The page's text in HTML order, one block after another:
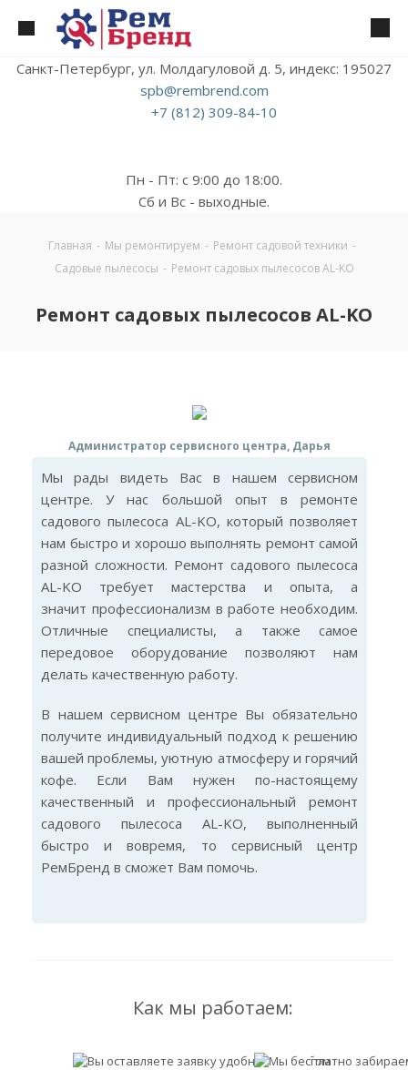
Санкт-Петербург, ул. Молдагуловой д. 5, индекс: 195027
spb@rembrend.com
+7 (812) 309-84-10
Пн - Пт: с 9:00 до 18:00.
Сб и Вс - выходные.
Главная - Мы ремонтируем - Ремонт садовой техники -
Садовые пылесосы - Ремонт садовых пылесосов AL-KO
Ремонт садовых пылесосов AL-KO
Администратор сервисного центра, Дарья
Мы рады видеть Вас в нашем сервисном
центре. У нас большой опыт в ремонте
садового пылесоса AL-KO, который позволяет
нам быстро и хорошо выполнять ремонт самой
разной сложности. Ремонт садового пылесоса
AL-KO требует мастерства и опыта, а
значит профессионализм в работе необходим.
Отличные специалисты, а также самое
передовое оборудование позволяют нам
делать качественную работу.
В нашем сервисном центре Вы обязательно
получите индивидуальный подход к решению
вашей проблемы, уютную атмосферу и горячий
кофе. Если Вам нужен по-настоящему
качественный и профессиональный ремонт
садового пылесоса AL-KO, выполненный
быстро и вовремя, то сервисный центр
РемБренд в сможет Вам помочь.
Как мы работаем: